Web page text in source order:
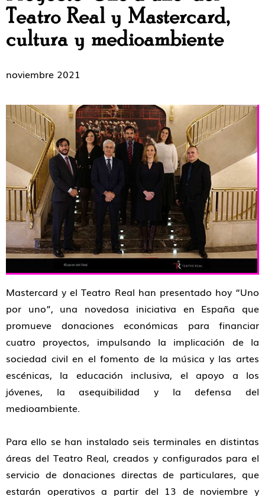
Teatro Real y Mastercard,
cultura y medioambiente
noviembre 2021
Mastercard y el Teatro Real han presentado hoy “Uno
por uno”, una novedosa iniciativa en España que
promueve donaciones económicas para financiar
cuatro proyectos, impulsando la implicación de la
sociedad civil en el fomento de la música y las artes
escénicas, la educación inclusiva, el apoyo a los
jóvenes, la asequibilidad y la defensa del
medioambiente.
Para ello se han instalado seis terminales en distintas
áreas del Teatro Real, creados y configurados para el
servicio de donaciones directas de particulares, que
estarán operativos a partir del 13 de noviembre y